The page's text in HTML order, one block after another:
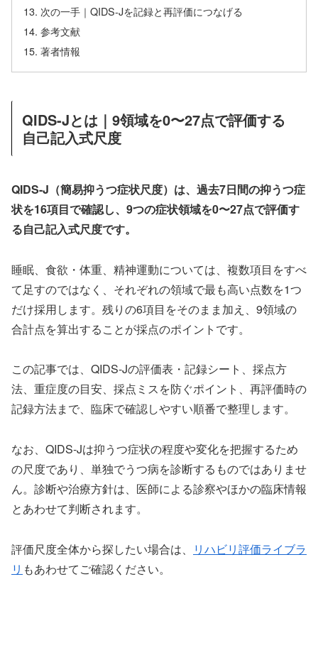
次の一手｜QIDS-Jを記録と再評価につなげる
参考文献
著者情報
QIDS-Jとは｜9領域を0〜27点で評価する
自己記入式尺度
QIDS-J（簡易抑うつ症状尺度）は、過去7日間の抑うつ症
状を16項目で確認し、9つの症状領域を0〜27点で評価す
る自己記入式尺度です。
睡眠、食欲・体重、精神運動については、複数項目をすべ
て足すのではなく、それぞれの領域で最も高い点数を1つ
だけ採用します。残りの6項目をそのまま加え、9領域の
合計点を算出することが採点のポイントです。
この記事では、QIDS-Jの評価表・記録シート、採点方
法、重症度の目安、採点ミスを防ぐポイント、再評価時の
記録方法まで、臨床で確認しやすい順番で整理します。
なお、QIDS-Jは抑うつ症状の程度や変化を把握するため
の尺度であり、単独でうつ病を診断するものではありませ
ん。診断や治療方針は、医師による診察やほかの臨床情報
とあわせて判断されます。
評価尺度全体から探したい場合は、
リハビリ評価ライブラ
リ もあわせてご確認ください。